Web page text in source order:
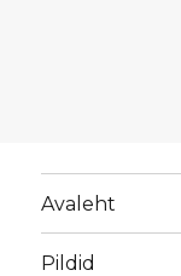
Avaleht
Pildid